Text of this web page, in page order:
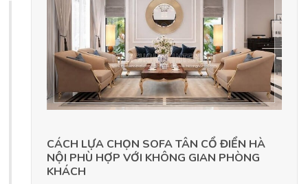
CÁCH LỰA CHỌN SOFA TÂN CỔ ĐIỂN HÀ
NỘI PHÙ HỢP VỚI KHÔNG GIAN PHÒNG
KHÁCH